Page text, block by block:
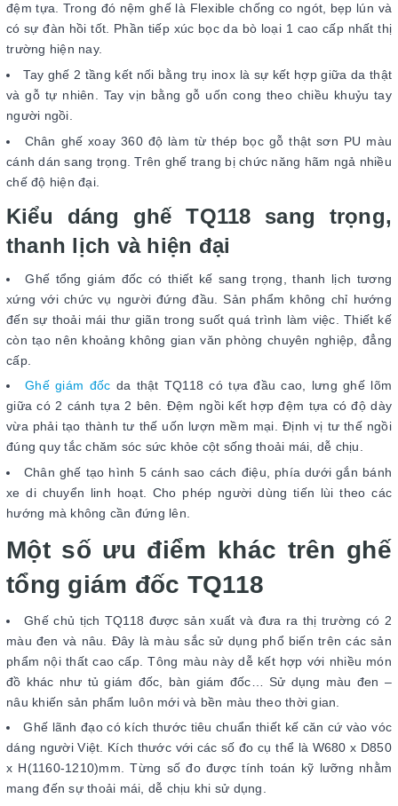
đệm tựa. Trong đó nệm ghế là Flexible chống co ngót, bẹp lún và
có sự đàn hồi tốt. Phần tiếp xúc bọc da bò loại 1 cao cấp nhất thị
trường hiện nay.
Tay ghế 2 tầng kết nối bằng trụ inox là sự kết hợp giữa da thật
và gỗ tự nhiên. Tay vịn bằng gỗ uốn cong theo chiều khuỷu tay
người ngồi.
Chân ghế xoay 360 độ làm từ thép bọc gỗ thật sơn PU màu
cánh dán sang trọng. Trên ghế trang bị chức năng hãm ngả nhiều
chế độ hiện đại.
Kiểu dáng ghế TQ118 sang trọng,
thanh lịch và hiện đại
Ghế tổng giám đốc có thiết kế sang trọng, thanh lịch tương
xứng với chức vụ người đứng đầu. Sản phẩm không chỉ hướng
đến sự thoải mái thư giãn trong suốt quá trình làm việc. Thiết kế
còn tạo nên khoảng không gian văn phòng chuyên nghiệp, đẳng
cấp.
Ghế giám đốc da thật TQ118 có tựa đầu cao, lưng ghế lõm
giữa có 2 cánh tựa 2 bên. Đệm ngồi kết hợp đệm tựa có độ dày
vừa phải tạo thành tư thế uốn lượn mềm mại. Định vị tư thế ngồi
đúng quy tắc chăm sóc sức khỏe cột sống thoải mái, dễ chịu.
Chân ghế tạo hình 5 cánh sao cách điệu, phía dưới gắn bánh
xe di chuyển linh hoạt. Cho phép người dùng tiến lùi theo các
hướng mà không cần đứng lên.
Một số ưu điểm khác trên ghế
tổng giám đốc TQ118
Ghế chủ tịch TQ118 được sản xuất và đưa ra thị trường có 2
màu đen và nâu. Đây là màu sắc sử dụng phổ biến trên các sản
phẩm nội thất cao cấp. Tông màu này dễ kết hợp với nhiều món
đồ khác như tủ giám đốc, bàn giám đốc… Sử dụng màu đen –
nâu khiến sản phẩm luôn mới và bền màu theo thời gian.
Ghế lãnh đạo có kích thước tiêu chuẩn thiết kế căn cứ vào vóc
dáng người Việt. Kích thước với các số đo cụ thể là W680 x D850
x H(1160-1210)mm. Từng số đo được tính toán kỹ lưỡng nhằm
mang đến sự thoải mái, dễ chịu khi sử dụng.